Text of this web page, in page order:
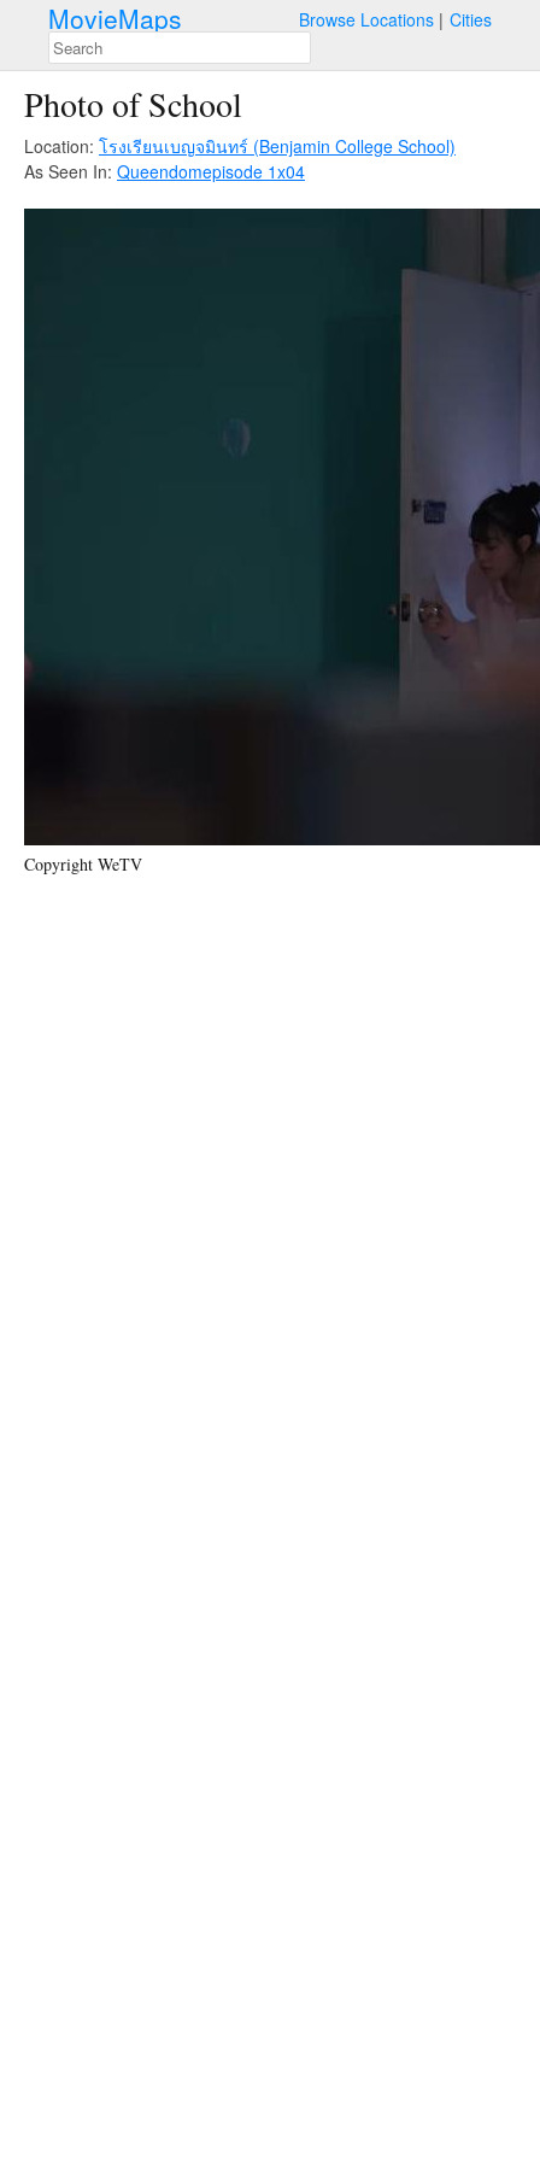
MovieMaps Browse Locations Cities
Photo of School
Location: โรงเรียนเบญจมินทร์ (Benjamin College School)
As Seen In: Queendomepisode 1x04
Copyright WeTV